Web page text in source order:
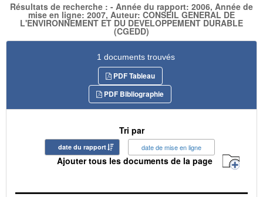
Résultats de recherche : - Année du rapport: 2006, Année de
mise en ligne: 2007, Auteur: CONSEIL GENERAL DE
L'ENVIRONNEMENT ET DU DEVELOPPEMENT DURABLE
(CGEDD)
1 documents trouvés
PDF Tableau
PDF Bibliographie
Tri par
date du rapport date de mise en ligne
Ajouter tous les documents de la page